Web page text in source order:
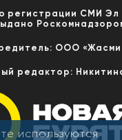
регистрации СМИ
ООО
редактор:
используются